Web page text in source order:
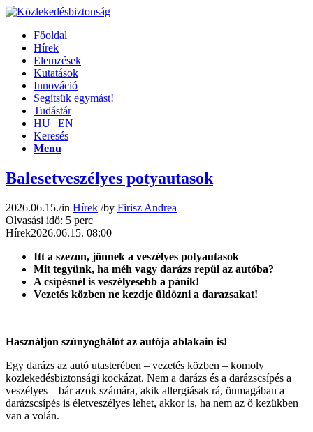
Főoldal
Hírek
Elemzések
Kutatások
Innováció
Segítsük egymást!
Tudástár
HU | EN
Keresés
Menu
Balesetveszélyes potyautasok
2026.06.15./in Hírek /by Firisz Andrea
Olvasási idő: 5 perc
Hírek2026.06.15. 08:00
Itt a szezon, jönnek a veszélyes potyautasok
Mit tegyünk, ha méh vagy darázs repül az autóba?
A csípésnél is veszélyesebb a pánik!
Vezetés közben ne kezdje üldözni a darazsakat!
Használjon szúnyoghálót az autója ablakain is!
Egy darázs az autó utasterében – vezetés közben – komoly
közlekedésbiztonsági kockázat. Nem a darázs és a darázscsípés a
veszélyes – bár azok számára, akik allergiásak rá, önmagában a
darázscsípés is életveszélyes lehet, akkor is, ha nem az ő kezükben
van a volán.